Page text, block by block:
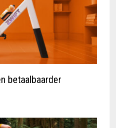
betaalbaarder